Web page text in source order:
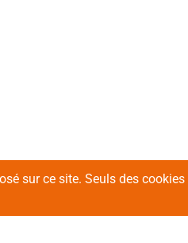
sur ce site. Seuls des